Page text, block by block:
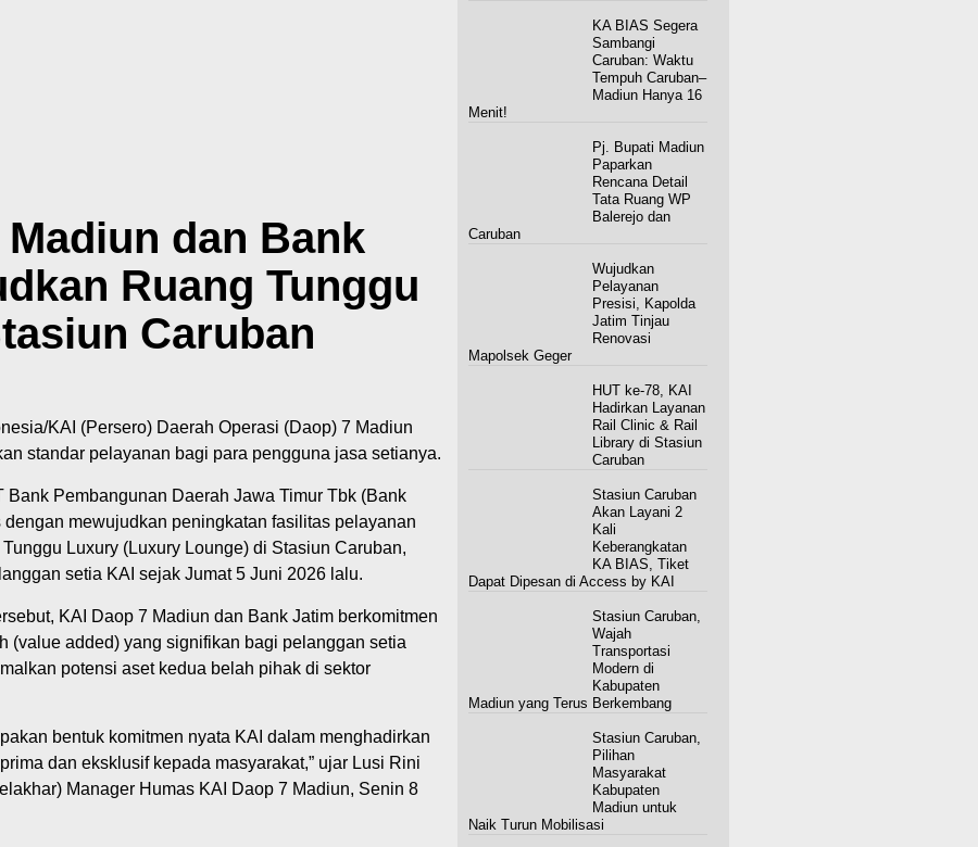
dan Bank
Ruang Tunggu
Caruban
KAI (Persero) Daerah Operasi (Daop) 7 Madiun
standar pelayanan bagi para pengguna jasa setianya.
Bank Pembangunan Daerah Jawa Timur Tbk (Bank
mewujudkan peningkatan fasilitas pelayanan
Luxury (Luxury Lounge) di Stasiun Caruban,
setia KAI sejak Jumat 5 Juni 2026 lalu.
KAI Daop 7 Madiun dan Bank Jatim berkomitmen
(value added) yang signifikan bagi pelanggan setia
potensi aset kedua belah pihak di sektor
bentuk komitmen nyata KAI dalam menghadirkan
dan eksklusif kepada masyarakat,” ujar Lusi Rini
Manager Humas KAI Daop 7 Madiun, Senin 8
KA BIAS Segera
Sambangi
Caruban: Waktu
Tempuh Caruban–
Madiun Hanya 16
Menit!
Pj. Bupati Madiun
Paparkan
Rencana Detail
Tata Ruang WP
Balerejo dan
Caruban
Wujudkan
Pelayanan
Presisi, Kapolda
Jatim Tinjau
Renovasi
Mapolsek Geger
HUT ke-78, KAI
Hadirkan Layanan
Rail Clinic & Rail
Library di Stasiun
Caruban
Stasiun Caruban
Akan Layani 2
Kali
Keberangkatan
KA BIAS, Tiket
Dapat Dipesan di Access by KAI
Stasiun Caruban,
Wajah
Transportasi
Modern di
Kabupaten
Madiun yang Terus Berkembang
Stasiun Caruban,
Pilihan
Masyarakat
Kabupaten
Madiun untuk
Naik Turun Mobilisasi